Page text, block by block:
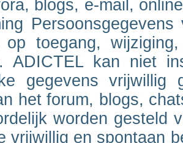
blogs, e-mail,
toegang,
ADICTEL kan niet
gegevens
het forum, blogs,
worden gesteld
vrijwillig en spontaan